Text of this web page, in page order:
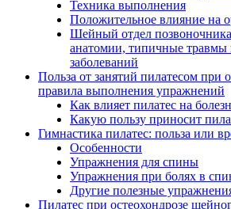
Техника выполнения
Положительное влияние на
Шейный отдел
анатомии, типичные
заболеваний
Польза от занятий пилатесом при
правила выполнения упражнений
Как влияет пилатес на
Какую пользу приносит
Гимнастика пилатес: польза или
Особенности
Упражнения для спины
Упражнения при болях в
Другие полезные
Пилатес при остеохондрозе